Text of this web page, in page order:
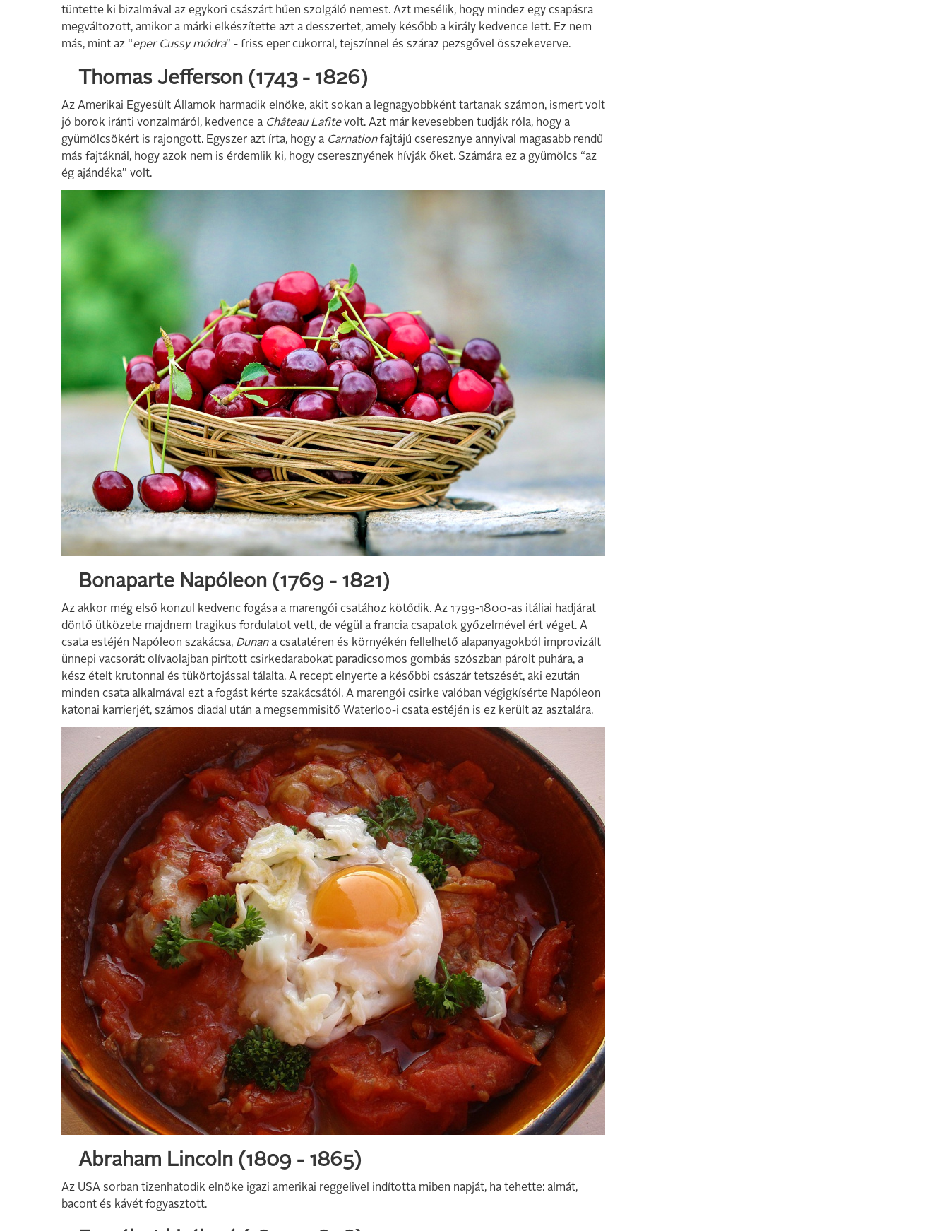
tüntette ki bizalmával az egykori császárt hűen szolgáló nemest. Azt mesélik, hogy mindez egy csapásra
megváltozott, amikor a márki elkészítette azt a desszertet, amely később a király kedvence lett. Ez nem
más, mint az “eper Cussy módra” - friss eper cukorral, tejszínnel és száraz pezsgővel összekeverve.
Thomas Jefferson (1743 - 1826)
Az Amerikai Egyesült Államok harmadik elnöke, akit sokan a legnagyobbként tartanak számon, ismert volt
jó borok iránti vonzalmáról, kedvence a Château Lafitevolt. Azt már kevesebben tudják róla, hogy a
gyümölcsökért is rajongott. Egyszer azt írta, hogy a Carnationfajtájú cseresznye annyival magasabb rendű
más fajtáknál, hogy azok nem is érdemlik ki, hogy cseresznyének hívják őket. Számára ez a gyümölcs “az
ég ajándéka” volt.
Bonaparte Napóleon (1769 - 1821)
Az akkor még első konzul kedvenc fogása a marengói csatához kötődik. Az 1799-1800-as itáliai hadjárat
döntő ütközete majdnem tragikus fordulatot vett, de végül a francia csapatok győzelmével ért véget. A
csata estéjén Napóleon szakácsa, Dunana csatatéren és környékén fellelhető alapanyagokból improvizált
ünnepi vacsorát: olívaolajban pirított csirkedarabokat paradicsomos gombás szószban párolt puhára, a
kész ételt krutonnal és tükörtojással tálalta. A recept elnyerte a későbbi császár tetszését, aki ezután
minden csata alkalmával ezt a fogást kérte szakácsától. A marengói csirke valóban végigkísérte Napóleon
katonai karrierjét, számos diadal után a megsemmisitő Waterloo-i csata estéjén is ez került az asztalára.
Abraham Lincoln (1809 - 1865)
Az USA sorban tizenhatodik elnöke igazi amerikai reggelivel indította miben napját, ha tehette: almát,
bacont és kávét fogyasztott.